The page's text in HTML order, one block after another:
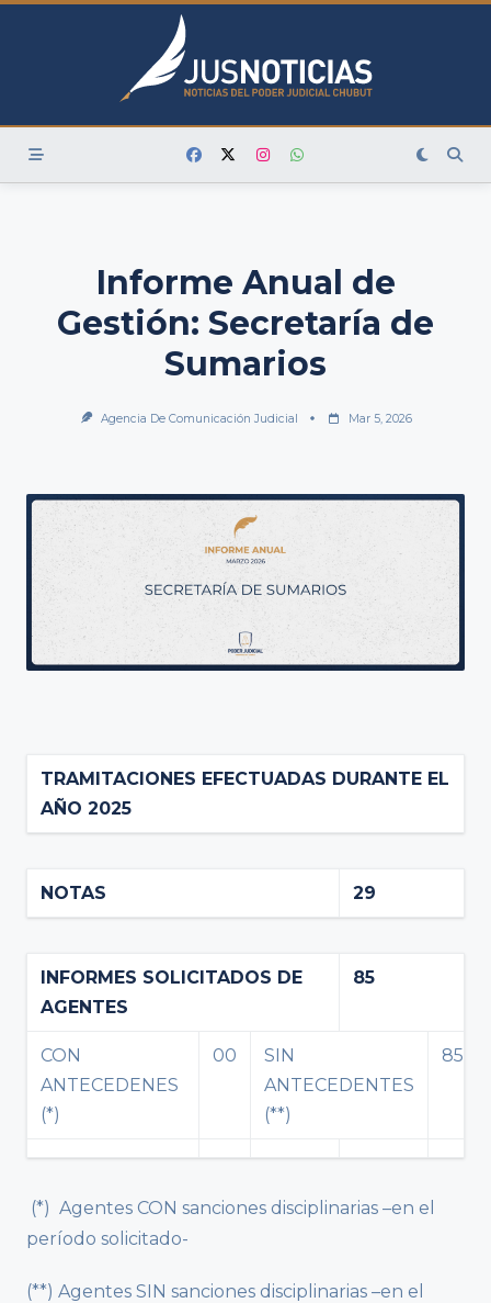
Skip
Informe Anual de
Gestión: Secretaría de
Sumarios
Agencia De Comunicación Judicial Mar 5, 2026
TRAMITACIONES EFECTUADAS DURANTE EL
AÑO 2025
NOTAS 29
INFORMES SOLICITADOS DE
AGENTES
85
CON
ANTECEDENES
(*)
00
SIN
ANTECEDENTES
(**)
85
(*) Agentes CON sanciones disciplinarias –en el
período solicitado-
(**) Agentes SIN sanciones disciplinarias –en el